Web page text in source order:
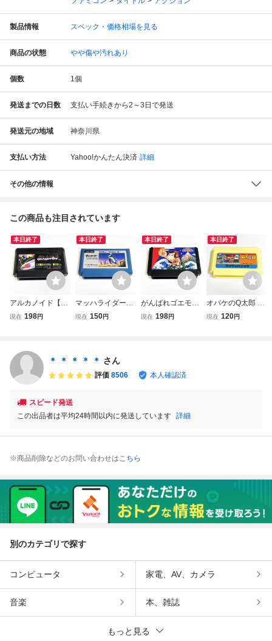
製品情報 スペック・価格相場を見る
商品の状態 やや傷や汚れあり
個数 1個
発送までの日数 支払い手続きから2～3日で発送
発送元の地域 神奈川県
支払い方法 Yahoo!かんたん決済 詳細
その他の情報
この商品も注目されています
本日終了
アルカノイド【動
作確認済】８本ま
現在 198円
本日終了
マッハライダー
【動作確認済】８
現在 150円
本日終了
がんばれゴエモン
からくり道中【動
現在 198円
本日終了
オバケのQ太郎 ワ
ンワンパニック
現在 120円
＊ ＊ ＊ ＊ ＊ さん
評価 8506 本人確認済
スピード発送
この出品者は平均24時間以内に発送しています 詳細
※商品削除などのお問い合わせはこちら
別のカテゴリで探す
コンピュータ 家電、AV、カメラ
音楽 本、雑誌
もっと見る